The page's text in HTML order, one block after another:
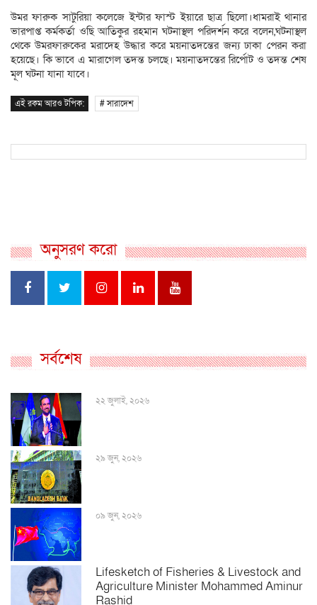
উমর ফারুক সাটুরিয়া কলেজে ইন্টার ফাস্ট ইয়ারে ছাত্র ছিলো।ধামরাই থানার
ভারপাপ্ত কর্মকর্তা ওছি আতিকুর রহমান ঘটনাস্থল পরিদর্শন করে বলেন,ঘটনাস্থল
থেকে উমরফারুকের মরাদেহ উদ্ধার করে ময়নাতদন্তের জন্য ঢাকা পেরন করা
হয়েছে। কি ভাবে এ মারাগেল তদন্ত চলছে। ময়নাতদন্তের রির্পোট ও তদন্ত শেষ
মূল ঘটনা যানা যাবে।
এই রকম আরও টপিক: # সারাদেশ
অনুসরণ করো
সর্বশেষ
২২ জুলাই, ২০২৬
২৯ জুন, ২০২৬
০৯ জুন, ২০২৬
Lifesketch of Fisheries & Livestock and
Agriculture Minister Mohammed Aminur
Rashid